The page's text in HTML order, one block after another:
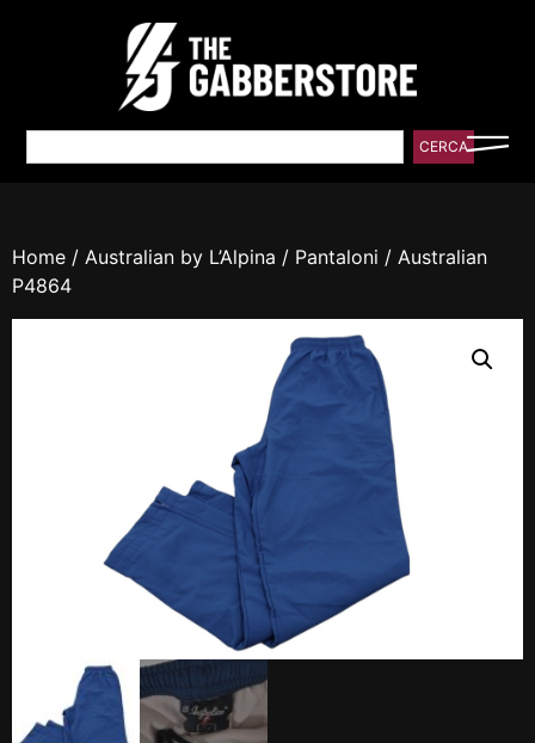
CERCA
Home / Australian by L’Alpina / Pantaloni / Australian
P4864